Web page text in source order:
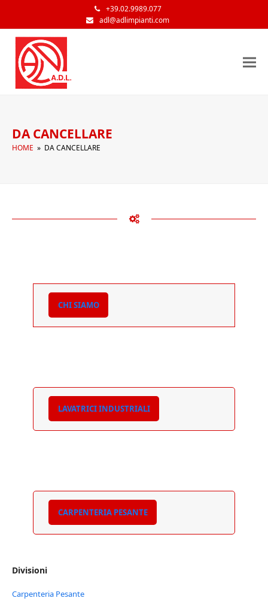
+39.02.9989.077
adl@adlimpianti.com
DA CANCELLARE
HOME » DA CANCELLARE
CHI SIAMO
LAVATRICI INDUSTRIALI
CARPENTERIA PESANTE
Divisioni
Carpenteria Pesante